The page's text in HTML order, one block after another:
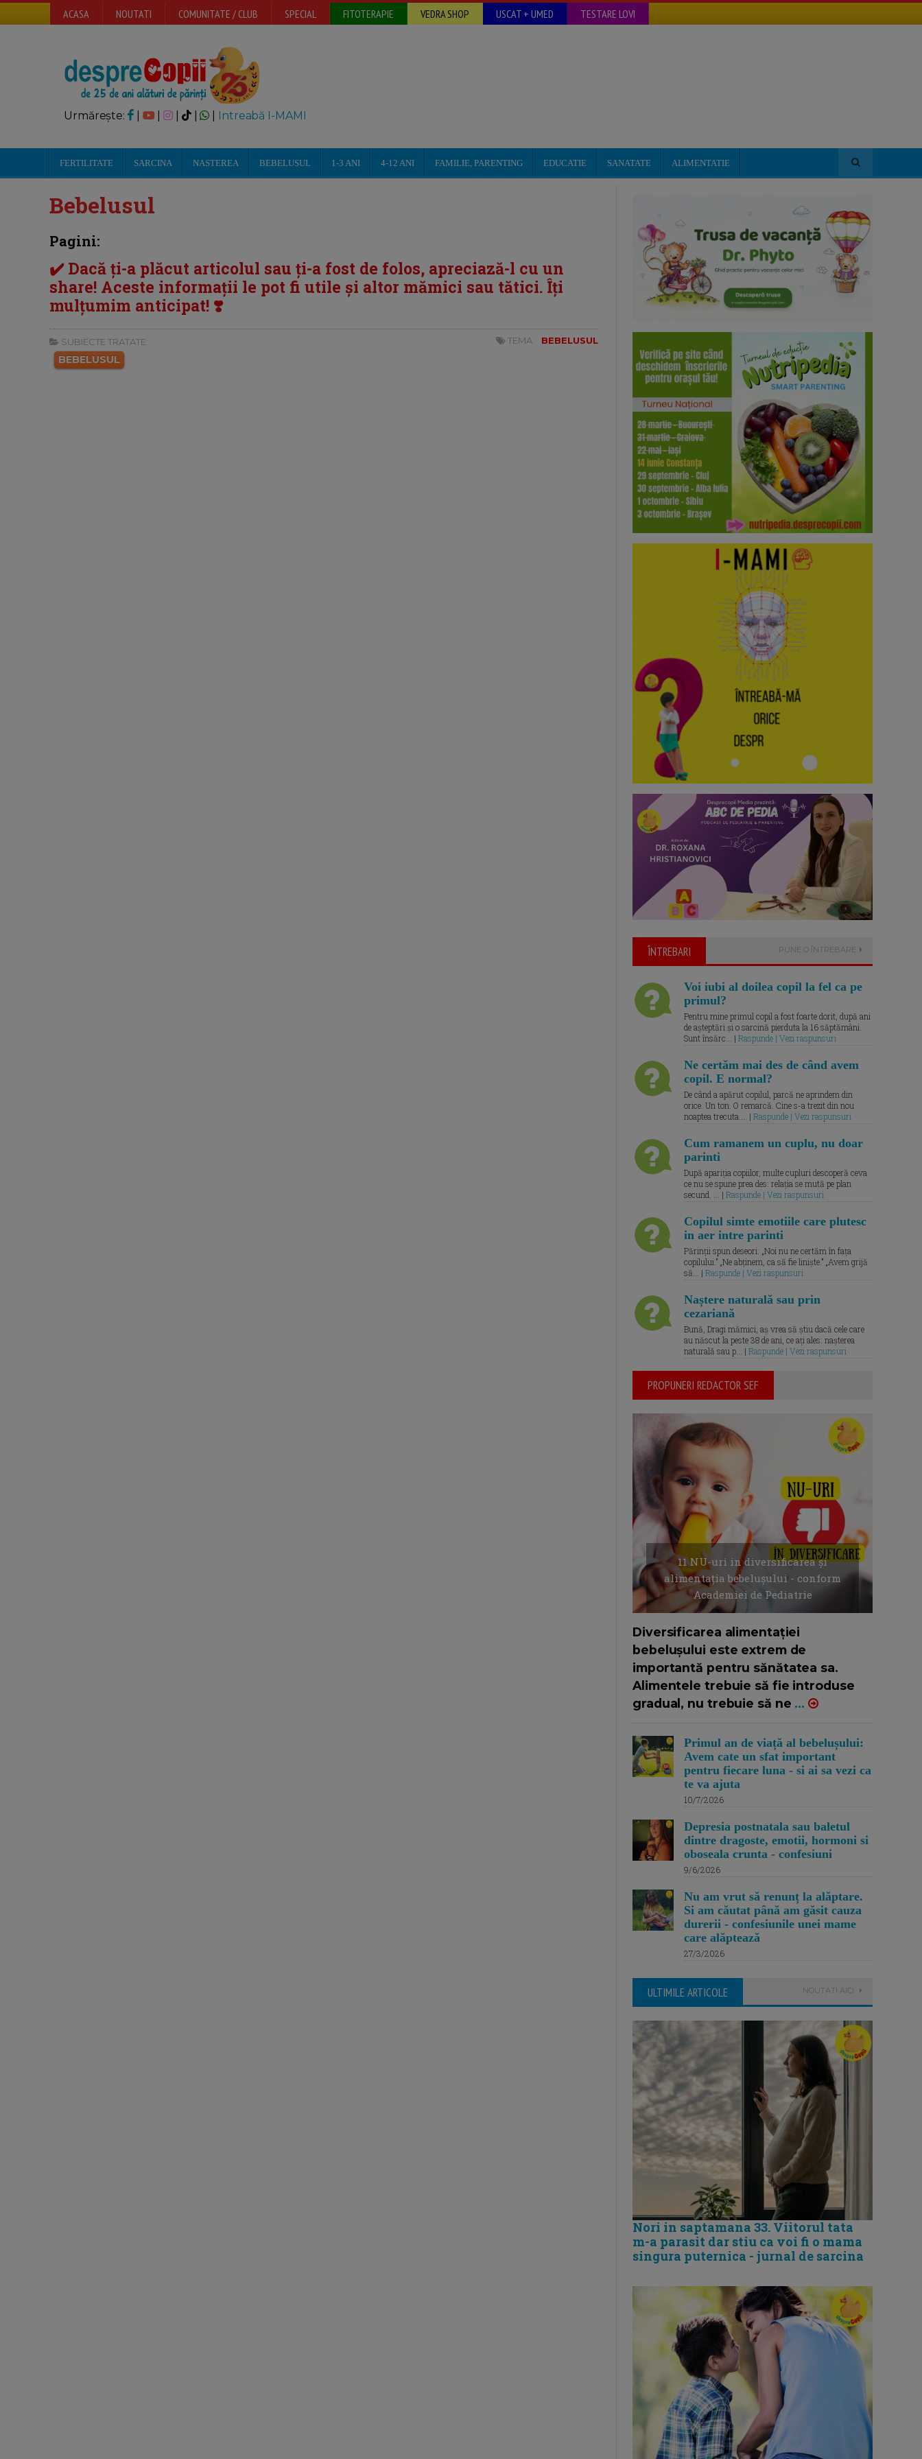
ACASA NOUTATI COMUNITATE / CLUB SPECIAL FITOTERAPIE VEDRA SHOP USCAT + UMED TESTARE LOVI
Urmărește: | | Intreabă I-MAMI
FERTILITATE SARCINA NASTEREA BEBELUSUL 1-3 ANI 4-12 ANI FAMILIE, PARENTING EDUCATIE SANATATE ALIMENTATIE
Bebelusul
Pagini:
✔️ Dacă ți-a plăcut articolul sau ți-a fost de folos, apreciază-l cu un
share! Aceste informații le pot fi utile și altor mămici sau tătici. Îți
mulțumim anticipat! ❣️
SUBIECTE TRATATE:
BEBELUSUL
TEMA: BEBELUSUL
ÎNTREBARI PUNE O ÎNTREBARE
Voi iubi al doilea copil la fel ca pe
primul?
Pentru mine primul copil a fost foarte dorit, după ani
de așteptări și o sarcină pierduta la 16 săptămâni.
Sunt însărc... | Raspunde | Vezi raspunsuri
Ne certăm mai des de când avem
copil. E normal?
De când a apărut copilul, parcă ne aprindem din
orice. Un ton. O remarcă. Cine s-a trezit din nou
noaptea trecuta.... | Raspunde | Vezi raspunsuri
Cum ramanem un cuplu, nu doar
parinti
După apariția copiilor, multe cupluri descoperă ceva
ce nu se spune prea des: relația se mută pe plan
secund. ... | Raspunde | Vezi raspunsuri
Copilul simte emotiile care plutesc
in aer intre parinti
Părinții spun deseori: „Noi nu ne certăm în fața
copilului.” „Ne abținem, ca să fie liniște.” „Avem grijă
să... | Raspunde | Vezi raspunsuri
Naștere naturală sau prin
cezariană
Bună, Dragi mămici, aș vrea să știu dacă cele care
au născut la peste 38 de ani, ce ați ales: nașterea
naturală sau p... | Raspunde | Vezi raspunsuri
PROPUNERI REDACTOR SEF
11 NU-uri in diversificarea și
alimentația bebelușului - conform
Academiei de Pediatrie
Diversificarea alimentației
bebelușului este extrem de
importantă pentru sănătatea sa.
Alimentele trebuie să fie introduse
gradual, nu trebuie să ne ...
Primul an de viață al bebelușului:
Avem cate un sfat important
pentru fiecare luna - si ai sa vezi ca
te va ajuta
10/7/2026
Depresia postnatala sau baletul
dintre dragoste, emotii, hormoni si
oboseala crunta - confesiuni
9/6/2026
Nu am vrut să renunț la alăptare.
Si am căutat până am găsit cauza
durerii - confesiunile unei mame
care alăptează
27/3/2026
ULTIMILE ARTICOLE NOUTATI AICI
Nori in saptamana 33. Viitorul tata
m-a parasit dar stiu ca voi fi o mama
singura puternica - jurnal de sarcina